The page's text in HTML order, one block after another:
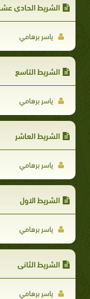
الشريط الحادي
ياسر برهامي
الشريط التاسع
ياسر برهامي
الشريط العاشر
ياسر برهامي
الشريط الاول
ياسر برهامي
الشريط الثاني
ياسر برهامي